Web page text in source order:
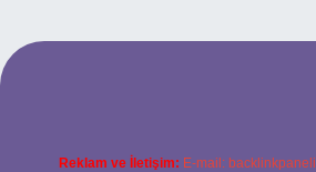
Reklam ve İletişim: E-mail: